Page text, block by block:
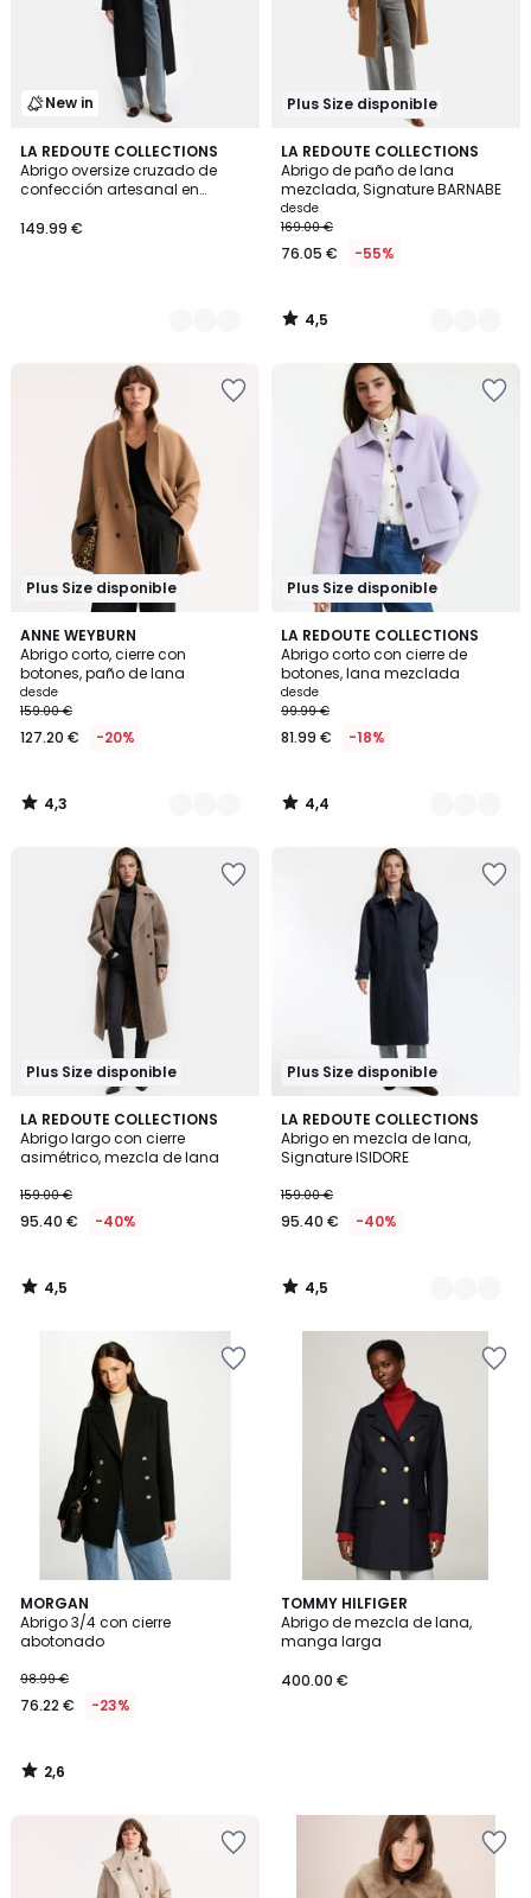
New in
LA REDOUTE COLLECTIONS
Abrigo oversize cruzado de
confección artesanal en
149.99 €
4
Colores
Plus Size disponible
LA REDOUTE COLLECTIONS
Abrigo de paño de lana
mezclada, Signature BARNABE
desde
169.00 €
76.05 € -55%
4,5
/ 5
3
Colores
4,5
/
Plus Size disponible
ANNE WEYBURN
Abrigo corto, cierre con
botones, paño de lana
desde
159.00 €
127.20 € -20%
4,3
/ 5
3
Colores
4,3
/
Plus Size disponible
LA REDOUTE COLLECTIONS
Abrigo corto con cierre de
botones, lana mezclada
desde
99.99 €
81.99 € -18%
4,4
/ 5
2
Colores
4,4
/
Plus Size disponible
LA REDOUTE COLLECTIONS
Abrigo largo con cierre
asimétrico, mezcla de lana
159.00 €
95.40 € -40%
4,5
/ 5
4,5
/
Plus Size disponible
LA REDOUTE COLLECTIONS
Abrigo en mezcla de lana,
Signature ISIDORE
159.00 €
95.40 € -40%
4,5
/ 5
2
Colores
4,5
/
MORGAN
Abrigo 3/4 con cierre
abotonado
98.99 €
76.22 € -23%
2,6
/ 5
2,6
/
TOMMY HILFIGER
Abrigo de mezcla de lana,
manga larga
400.00 €